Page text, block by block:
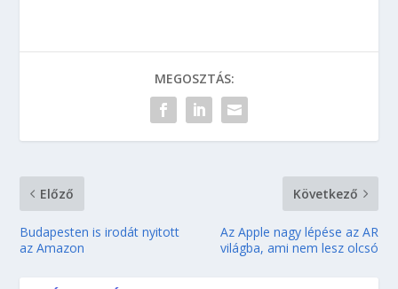
MEGOSZTÁS:
Előző
Budapesten is irodát nyitott
az Amazon
Következő
Az Apple nagy lépése az AR
világba, ami nem lesz olcsó